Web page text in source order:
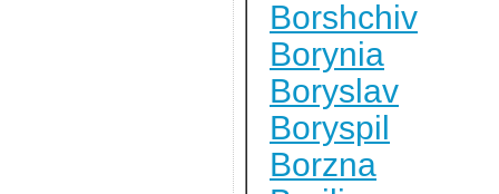
Borshchiv
Borynia
Boryslav
Boryspil
Borzna